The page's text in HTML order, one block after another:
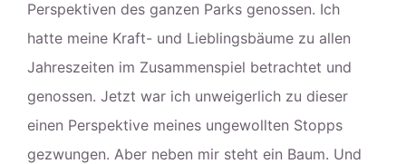
Perspektiven des ganzen Parks genossen. Ich
hatte meine Kraft- und Lieblingsbäume zu allen
Jahreszeiten im Zusammenspiel betrachtet und
genossen. Jetzt war ich unweigerlich zu dieser
einen Perspektive meines ungewollten Stopps
gezwungen. Aber neben mir steht ein Baum. Und